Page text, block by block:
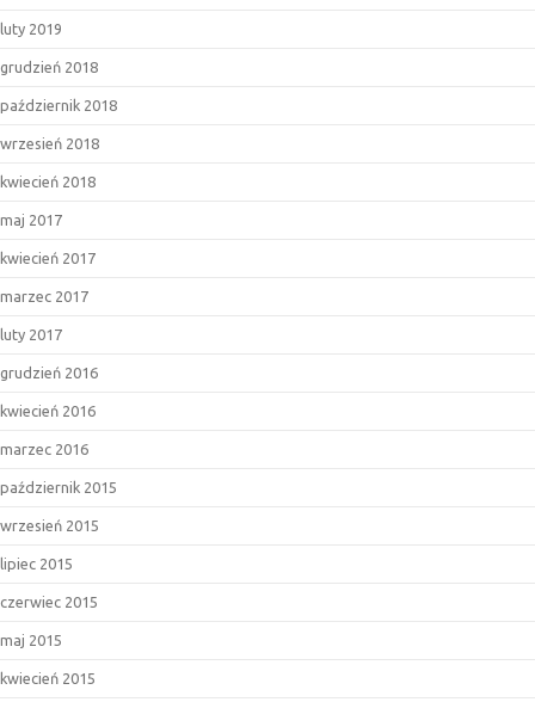
luty 2019
grudzień 2018
październik 2018
wrzesień 2018
kwiecień 2018
maj 2017
kwiecień 2017
marzec 2017
luty 2017
grudzień 2016
kwiecień 2016
marzec 2016
październik 2015
wrzesień 2015
lipiec 2015
czerwiec 2015
maj 2015
kwiecień 2015